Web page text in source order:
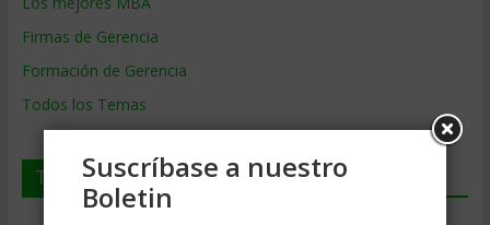
Firmas de Gerencia
Formación de Gerencia
Todos los Temas
Temas de Gerencia
Suscríbase a nuestro
Boletin